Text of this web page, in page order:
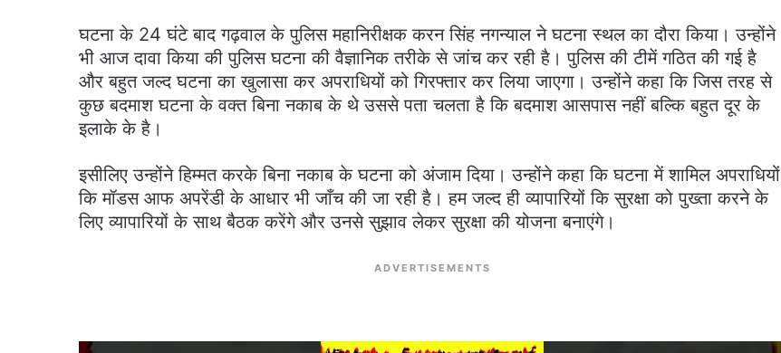
घटना के 24 घंटे बाद गढ़वाल के पुलिस महानिरीक्षक करन सिंह नगन्याल ने घटना स्थल का दौरा किया। उन्होंने
भी आज दावा किया की पुलिस घटना की वैज्ञानिक तरीके से जांच कर रही है। पुलिस की टीमें गठित की गई है
और बहुत जल्द घटना का खुलासा कर अपराधियों को गिरफ्तार कर लिया जाएगा। उन्होंने कहा कि जिस तरह से
कुछ बदमाश घटना के वक्त बिना नकाब के थे उससे पता चलता है कि बदमाश आसपास नहीं बल्कि बहुत दूर के
इलाके के है।
इसीलिए उन्होंने हिम्मत करके बिना नकाब के घटना को अंजाम दिया। उन्होंने कहा कि घटना में शामिल अपराधियों
कि मॉडस आफ अपरेंडी के आधार भी जाँच की जा रही है। हम जल्द ही व्यापारियों कि सुरक्षा को पुख्ता करने के
लिए व्यापारियों के साथ बैठक करेंगे और उनसे सुझाव लेकर सुरक्षा की योजना बनाएंगे।
ADVERTISEMENTS